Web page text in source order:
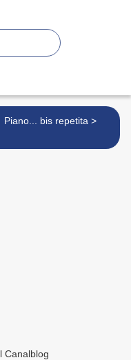
Piano... bis repetita >
Canalblog